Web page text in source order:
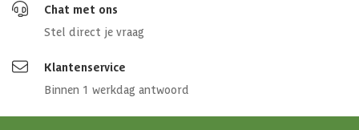
Chat met ons
Stel direct je vraag
Klantenservice
Binnen 1 werkdag antwoord